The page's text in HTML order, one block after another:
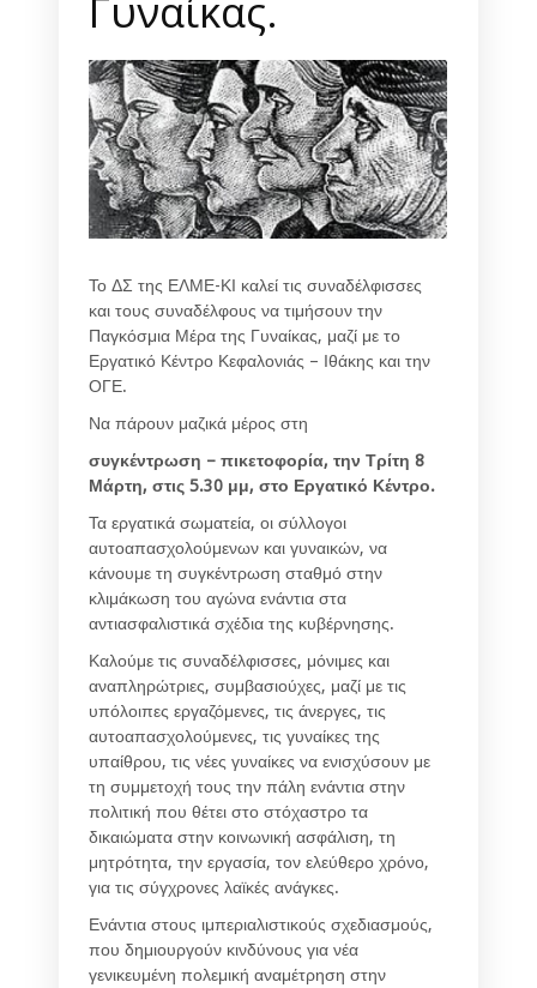
Το ΔΣ της ΕΛΜΕ-ΚΙ καλεί τις συναδέλφισσες
και τους συναδέλφους να τιμήσουν την
Παγκόσμια Μέρα της Γυναίκας, μαζί με το
Εργατικό Κέντρο Κεφαλονιάς – Ιθάκης και την
ΟΓΕ.
Να πάρουν μαζικά μέρος στη
συγκέντρωση – πικετοφορία, την Τρίτη 8
Μάρτη, στις 5.30 μμ, στο Εργατικό Κέντρο.
Τα εργατικά σωματεία, οι σύλλογοι
αυτοαπασχολούμενων και γυναικών, να
κάνουμε τη συγκέντρωση σταθμό στην
κλιμάκωση του αγώνα ενάντια στα
αντιασφαλιστικά σχέδια της κυβέρνησης.
Καλούμε τις συναδέλφισσες, μόνιμες και
αναπληρώτριες, συμβασιούχες, μαζί με τις
υπόλοιπες εργαζόμενες, τις άνεργες, τις
αυτοαπασχολούμενες, τις γυναίκες της
υπαίθρου, τις νέες γυναίκες να ενισχύσουν με
τη συμμετοχή τους την πάλη ενάντια στην
πολιτική που θέτει στο στόχαστρο τα
δικαιώματα στην κοινωνική ασφάλιση, τη
μητρότητα, την εργασία, τον ελεύθερο χρόνο,
για τις σύγχρονες λαϊκές ανάγκες.
Ενάντια στους ιμπεριαλιστικούς σχεδιασμούς,
που δημιουργούν κινδύνους για νέα
γενικευμένη πολεμική αναμέτρηση στην